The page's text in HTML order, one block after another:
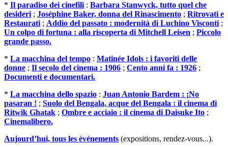
* Il paradiso dei cinefili: Barbara Stanwyck, tutto quel che
desideri; Joséphine Baker, donna del Rinascimento ; Ritrovati e
Restaurati; Addio del passato : modernità di Luchino Visconti;
Un colpo di fortuna : alla riscoperta di Mitchell Leisen ; Piccolo
grande passo.
* La macchina del tempo : Matinée Idols : i favoriti delle
donne ; Il secolo del cinema : 1906 ; Cento anni fa : 1926 ;
Documenti e documentari.
* La macchina dello spazio : Juan Antonio Bardem : ¡No
pasaran ! ; Suolo del Bengala, acque del Bengala : il cinema di
Ritwik Ghatak ; Ombre e acciaio : il cinema di Daisuke Ito ;
Cinemalibero.
Aujourd’hui, tous les événements (expositions, rendez-vous...).